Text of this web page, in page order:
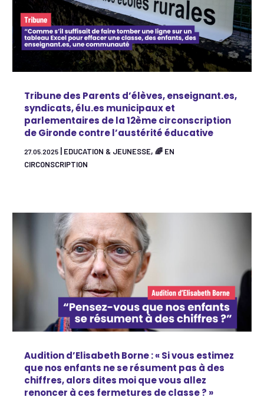
Tribune des Parents d’élèves, enseignant.es,
syndicats, élu.es municipaux et
parlementaires de la 12ème circonscription
de Gironde contre l’austérité éducative
27.05.2025 EDUCATION & JEUNESSE,🌈 EN
CIRCONSCRIPTION
Audition d’Elisabeth Borne : « Si vous estimez
que nos enfants ne se résument pas à des
chiffres, alors dites moi que vous allez
renoncer à ces fermetures de classe ? »